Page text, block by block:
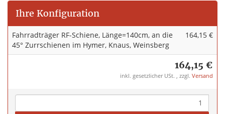
Ihre Konfiguration
Fahrradträger RF-Schiene, Länge=140cm, an die
45° Zurrschienen im Hymer, Knaus, Weinsberg
164,15 €
164,15 €
inkl. gesetzlicher USt. , zzgl. Versand